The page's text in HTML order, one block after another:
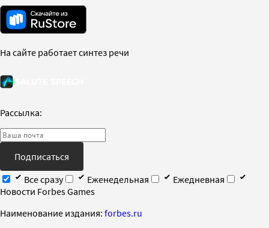
На сайте работает синтез речи
Рассылка:
Подписаться
Все сразу
Еженедельная
Ежедневная
Новости Forbes Games
Наименование издания: forbes.ru